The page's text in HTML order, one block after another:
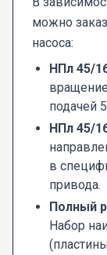
можно
насоса:
НПл 45/
подачей
НПл 45/
в
привода.
Полный
Набор